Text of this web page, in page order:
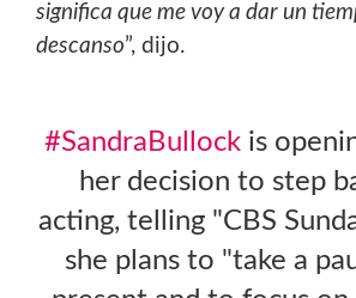
significa que me voy a dar un
descanso”, dijo.
#SandraBullockis
her decision to step
acting, telling "CBS
she plans to "take a